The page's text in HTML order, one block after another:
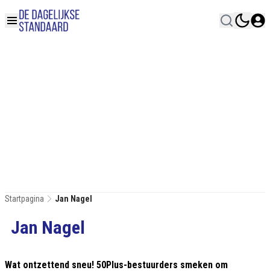
Startpagina Jan Nagel
Jan Nagel
Wat ontzettend sneu! 50Plus-bestuurders smeken om